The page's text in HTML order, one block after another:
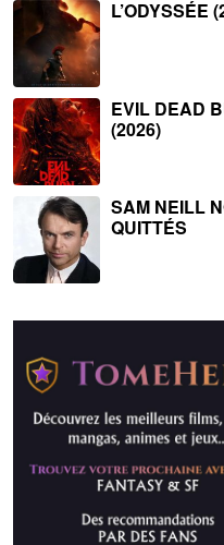
L’ODYSSÉE
EVIL DEAD
(2026)
SAM NEILL
QUITTÉS